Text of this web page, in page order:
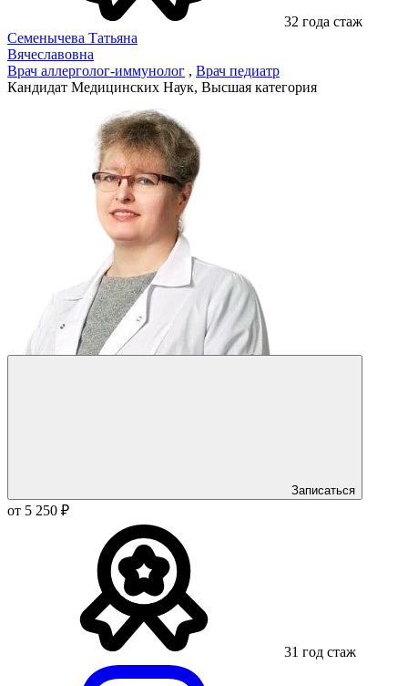
32 года стаж
Семенычева Татьяна
Вячеславовна
Врач аллерголог-иммунолог , Врач педиатр
Кандидат Медицинских Наук, Высшая категория
Записаться
от 5 250 ₽
31 год стаж